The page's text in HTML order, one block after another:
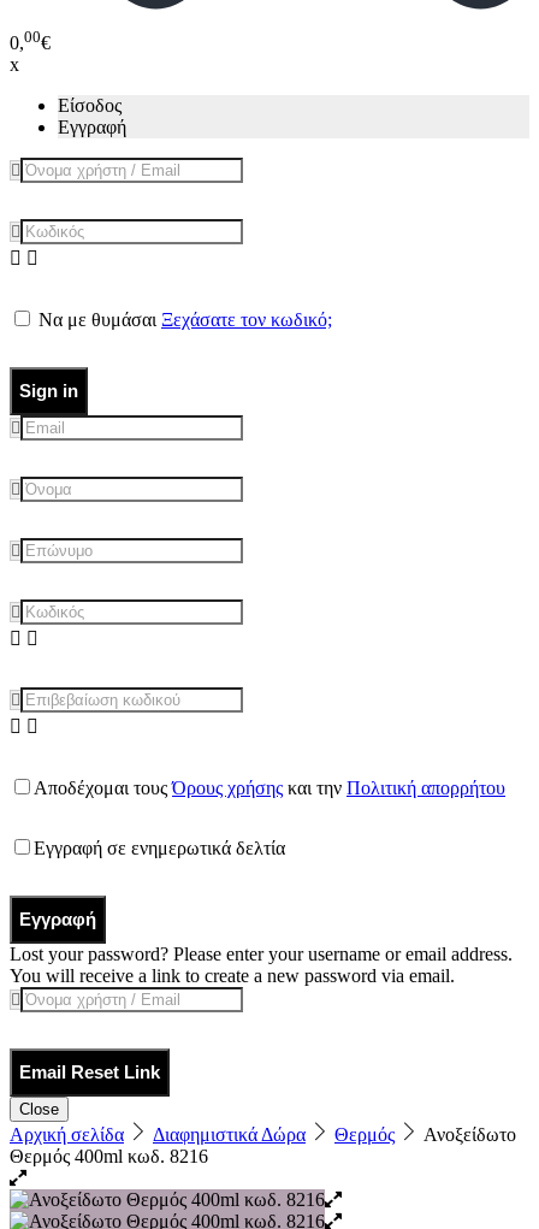
0,00€
x
Είσοδος
Εγγραφή
Να με θυμάσαι Ξεχάσατε τον κωδικό;
Sign in
Αποδέχομαι τουςΌρους χρήσης και την Πολιτική απορρήτου
Εγγραφή σε ενημερωτικά δελτία
Εγγραφή
Lost your password? Please enter your username or email address.
You will receive a link to create a new password via email.
Email Reset Link
Close
Αρχική σελίδα Διαφημιστικά Δώρα Θερμός
Ανοξείδωτο
Θερμός 400ml κωδ. 8216